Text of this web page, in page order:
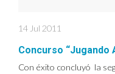
14 Jul 2011
Concurso “Jugando
Con éxito concluyó la